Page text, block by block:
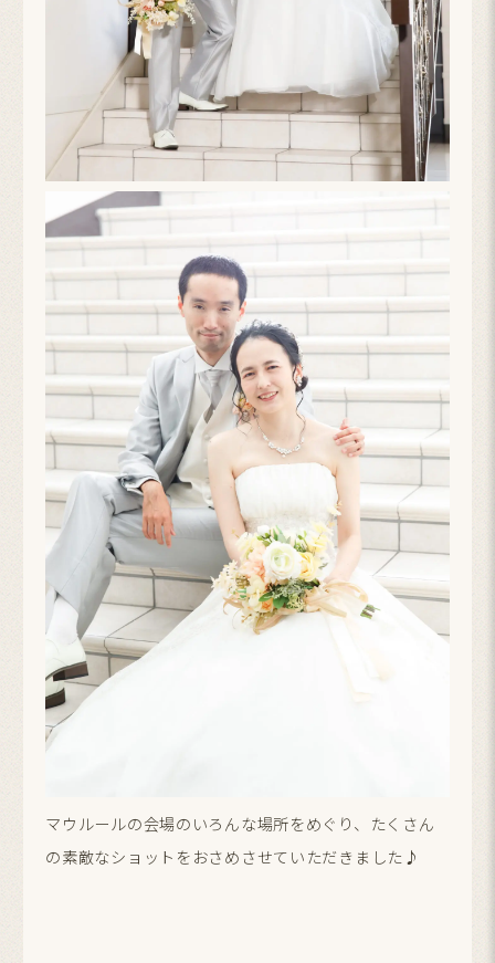
マウルールの会場のいろんな場所をめぐり、たくさん
の素敵なショットをおさめさせていただきました♪